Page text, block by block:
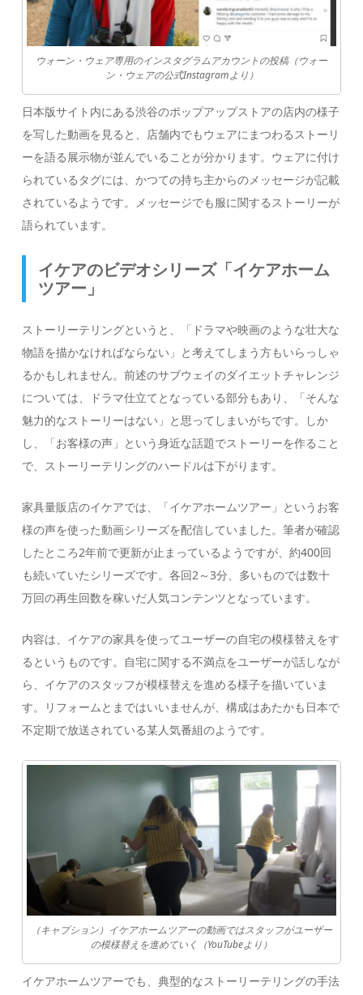
ウォーン・ウェア専用のインスタグラムアカウントの投稿（ウォー
ン・ウェアの公式Instagramより）
日本版サイト内にある渋谷のポップアップストアの店内の様子
を写した動画を見ると、店舗内でもウェアにまつわるストーリ
ーを語る展示物が並んでいることが分かります。ウェアに付け
られているタグには、かつての持ち主からのメッセージが記載
されているようです。メッセージでも服に関するストーリーが
語られています。
イケアのビデオシリーズ「イケアホーム
ツアー」
ストーリーテリングというと、「ドラマや映画のような壮大な
物語を描かなければならない」と考えてしまう方もいらっしゃ
るかもしれません。前述のサブウェイのダイエットチャレンジ
については、ドラマ仕立てとなっている部分もあり、「そんな
魅力的なストーリーはない」と思ってしまいがちです。しか
し、「お客様の声」という身近な話題でストーリーを作ること
で、ストーリーテリングのハードルは下がります。
家具量販店のイケアでは、「イケアホームツアー」というお客
様の声を使った動画シリーズを配信していました。筆者が確認
したところ2年前で更新が止まっているようですが、約400回
も続いていたシリーズです。各回2～3分、多いものでは数十
万回の再生回数を稼いだ人気コンテンツとなっています。
内容は、イケアの家具を使ってユーザーの自宅の模様替えをす
るというものです。自宅に関する不満点をユーザーが話しなが
ら、イケアのスタッフが模様替えを進める様子を描いていま
す。リフォームとまではいいませんが、構成はあたかも日本で
不定期で放送されている某人気番組のようです。
（キャプション）イケアホームツアーの動画ではスタッフがユーザー
の模様替えを進めていく（YouTubeより）
イケアホームツアーでも、典型的なストーリーテリングの手法